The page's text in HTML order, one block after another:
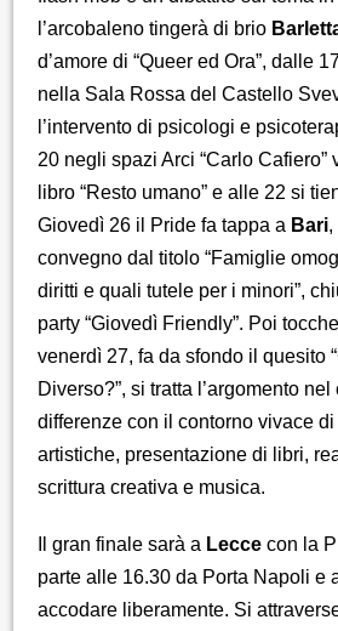
l’arcobaleno tingerà di brio
d’amore di “Queer ed Ora”, dalle
nella Sala Rossa del Castello
l’intervento di psicologi e
20 negli spazi Arci “Carlo Cafiero”
libro “Resto umano” e alle 22 si
Giovedì 26 il Pride fa tappa a Bari,
convegno dal titolo “Famiglie
diritti e quali tutele per i minori”,
party “Giovedì Friendly”. Poi
venerdì 27, fa da sfondo il quesito
Diverso?”, si tratta l’argomento
differenze con il contorno vivace
artistiche, presentazione di libri,
scrittura creativa e musica.
Il gran finale sarà a Lecce con la
parte alle 16.30 da Porta Napoli e
accodare liberamente. Si